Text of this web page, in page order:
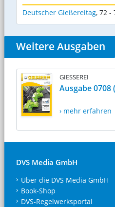
Deutscher Gießereitag, 72 -
Weitere Ausgaben
GIESSEREI
Ausgabe 0708
› mehr erfahren
DVS Media GmbH
Über die DVS Media GmbH
Book-Shop
DVS-Regelwerksportal